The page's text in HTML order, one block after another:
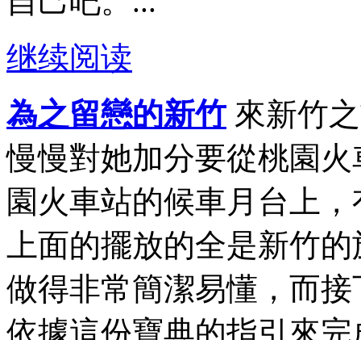
继续阅读
為之留戀的新竹 來新竹
慢慢對她加分要從桃園
園火車站的候車月台上
上面的擺放的全是新竹
做得非常簡潔易懂，而
依據這份寶典的指引來完